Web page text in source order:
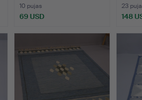
10 pujas
69 USD
23
148